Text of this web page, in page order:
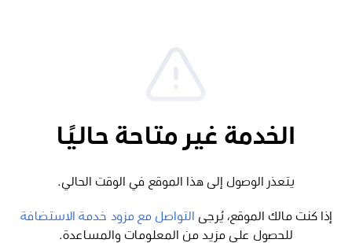
الخدمة غير متاحة حاليًا
يتعذر الوصول إلى هذا الموقع في الوقت الحالي.
إذا كنت مالك الموقع، يُرجى
التواصل مع مزود خدمة الاستضافة
للحصول على مزيد من المعلومات والمساعدة.